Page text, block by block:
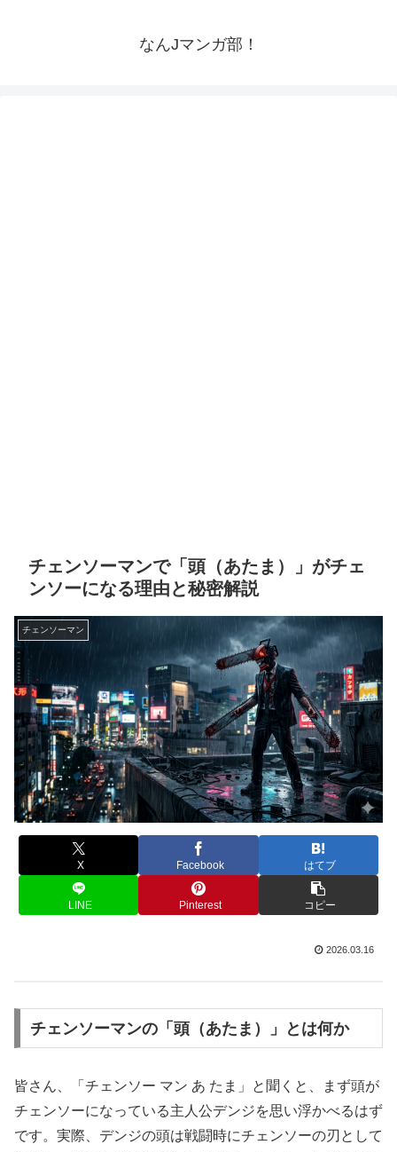
なんJマンガ部！
チェンソーマンで「頭（あたま）」がチェ
ンソーになる理由と秘密解説
チェンソーマン
X Facebook はてブ
LINE Pinterest コピー
2026.03.16
チェンソーマンの「頭（あたま）」とは何か
皆さん、「チェンソー マン あ たま」と聞くと、まず頭が
チェンソーになっている主人公デンジを思い浮かべるはず
です。実際、デンジの頭は戦闘時にチェンソーの刃として